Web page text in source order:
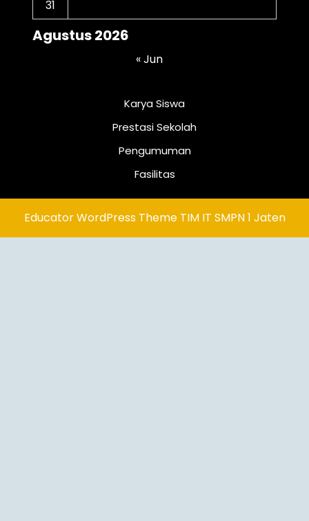
Agustus 2026
31
« Jun
Karya Siswa
Prestasi Sekolah
Pengumuman
Fasilitas
Educator WordPress ThemeTIM IT SMPN 1 Jaten